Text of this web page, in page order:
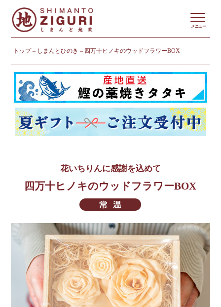
トップ しまんとひのき 四万十ヒノキのウッドフラワーBOX
メニュー
花いちりんに感謝を込めて
四万十ヒノキのウッドフラワーBOX